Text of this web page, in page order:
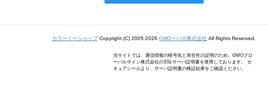
カラーミーショップCopyright (C) 2005-2026 GMOペパボ株式会社 All Rights Reserved.
当サイトでは、通信情報の暗号化と実在性の証明のため、GMOグロ
ーバルサイン株式会社のSSLサーバ証明書を使用しております。 セ
キュアシールより、サーバ証明書の検証結果をご確認ください。